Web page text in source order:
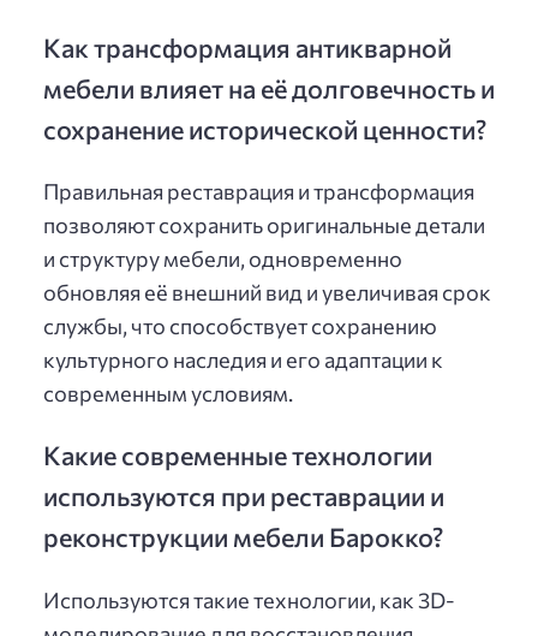
Как трансформация антикварной
мебели влияет на её долговечность и
сохранение исторической ценности?
Правильная реставрация и трансформация
позволяют сохранить оригинальные детали
и структуру мебели, одновременно
обновляя её внешний вид и увеличивая срок
службы, что способствует сохранению
культурного наследия и его адаптации к
современным условиям.
Какие современные технологии
используются при реставрации и
реконструкции мебели Барокко?
Используются такие технологии, как 3D-